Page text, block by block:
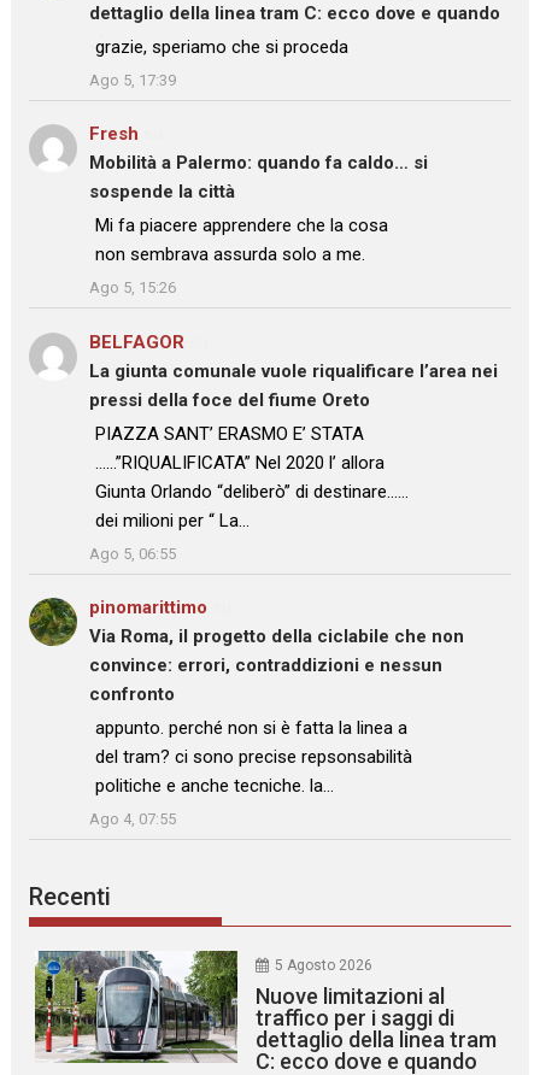
dettaglio della linea tram C: ecco dove e quando
: “
grazie, speriamo che si proceda
”
Ago 5, 17:39
Fresh
Mobilità a Palermo: quando fa caldo… si
sospende la città
: “Mi fa piacere apprendere che la cosa
non sembrava assurda solo a me.
”
Ago 5, 15:26
BELFAGOR
La giunta comunale vuole riqualificare l’area nei
pressi della foce del fiume Oreto
: “
PIAZZA SANT’ ERASMO E’ STATA
……”RIQUALIFICATA” Nel 2020 l’ allora
Giunta Orlando “deliberò” di destinare……
dei milioni per “ La…
”
Ago 5, 06:55
pinomarittimo
Via Roma, il progetto della ciclabile che non
convince: errori, contraddizioni e nessun
confronto
: “
appunto. perché non si è fatta la linea a
del tram? ci sono precise repsonsabilità
politiche e anche tecniche. la…
”
Ago 4, 07:55
Recenti
5 Agosto 2026
Nuove limitazioni al
traffico per i saggi di
dettaglio della linea tram
C: ecco dove e quando